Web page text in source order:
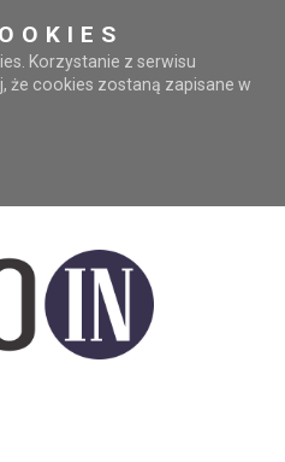
Korzystanie z serwisu
że cookies zostaną zapisane w